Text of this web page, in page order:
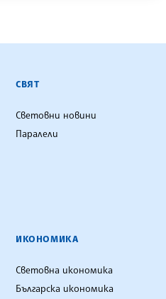
АГЕНЦИЯ
СВЯТ
Световни новини
Паралели
ИКОНОМИКА
Световна икономика
Българска икономика